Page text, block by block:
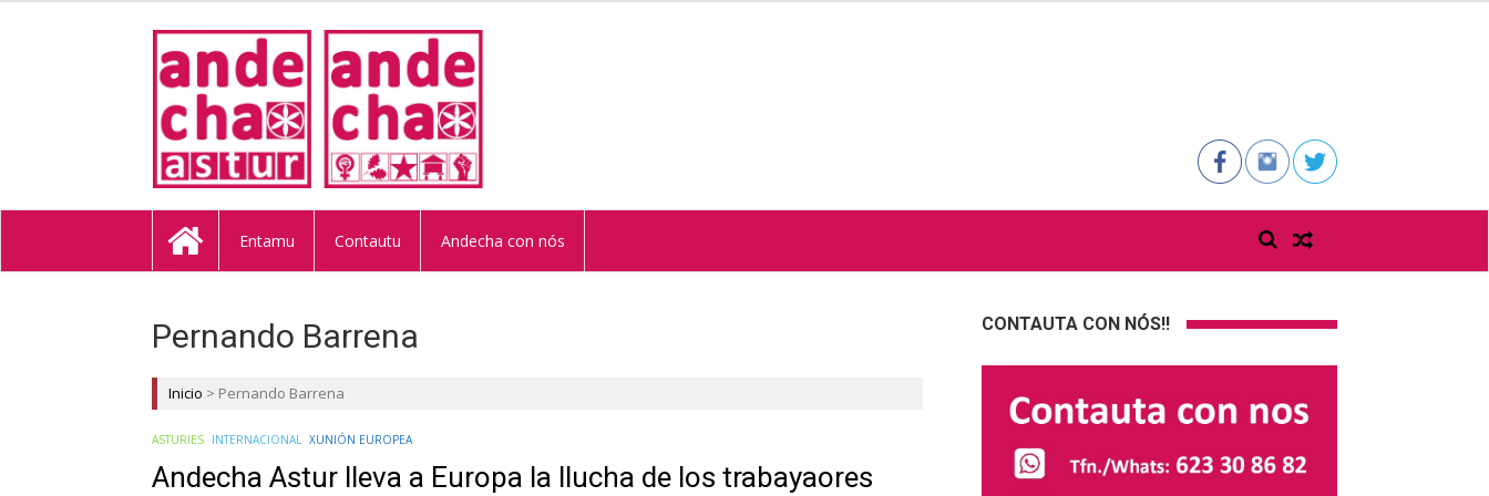
ANDECHA ASTUR
Entamu Contautu Andecha con nós
Pernando Barrena
Inicio > Pernando Barrena
ASTURIES INTERNACIONAL XUNIÓN EUROPEA
Andecha Astur lleva a Europa la llucha de los trabayaores
CONTAUTA CON NÓS!!